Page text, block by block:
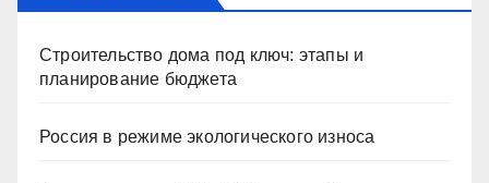
Строительство дома под ключ: этапы и
планирование бюджета
Россия в режиме экологического износа